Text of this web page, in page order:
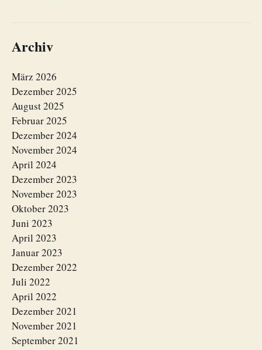
Archiv
März 2026
Dezember 2025
August 2025
Februar 2025
Dezember 2024
November 2024
April 2024
Dezember 2023
November 2023
Oktober 2023
Juni 2023
April 2023
Januar 2023
Dezember 2022
Juli 2022
April 2022
Dezember 2021
November 2021
September 2021